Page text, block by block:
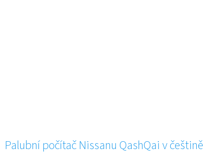
Palubní počítač Nissanu QashQai v češtině